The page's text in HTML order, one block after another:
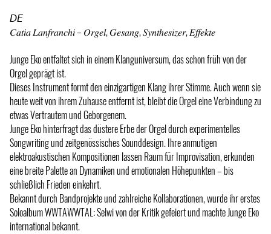
𝘋𝘌
𝐶𝑎𝑡𝑖𝑎 𝐿𝑎𝑛𝑓𝑟𝑎𝑛𝑐ℎ𝑖 – 𝑂𝑟𝑔𝑒𝑙, 𝐺𝑒𝑠𝑎𝑛𝑔, 𝑆𝑦𝑛𝑡ℎ𝑒𝑠𝑖𝑧𝑒𝑟, 𝐸𝑓𝑓𝑒𝑘𝑡𝑒
Junge Eko entfaltet sich in einem Klanguniversum, das schon früh von der
Orgel geprägt ist.
Dieses Instrument formt den einzigartigen Klang ihrer Stimme. Auch wenn sie
heute weit von ihrem Zuhause entfernt ist, bleibt die Orgel eine Verbindung zu
etwas Vertrautem und Geborgenem.
Junge Eko hinterfragt das düstere Erbe der Orgel durch experimentelles
Songwriting und zeitgenössisches Sounddesign. Ihre anmutigen
elektroakustischen Kompositionen lassen Raum für Improvisation, erkunden
eine breite Palette an Dynamiken und emotionalen Höhepunkten – bis
schließlich Frieden einkehrt.
Bekannt durch Bandprojekte und zahlreiche Kollaborationen, wurde ihr erstes
Soloalbum WWTAWWTAL: Selwi von der Kritik gefeiert und machte Junge Eko
international bekannt.